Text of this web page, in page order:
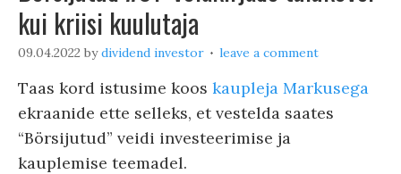
kui kriisi kuulutaja
09.04.2022 bydividend investor leave a comment
Taas kord istusime koos kaupleja Markusega
ekraanide ette selleks, et vestelda saates
“Börsijutud” veidi investeerimise ja
kauplemise teemadel.